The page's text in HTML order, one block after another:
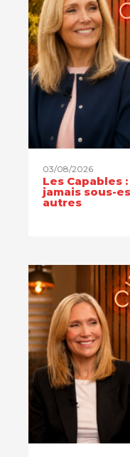
03/08/2026
Les Capables
jamais sous-
autres